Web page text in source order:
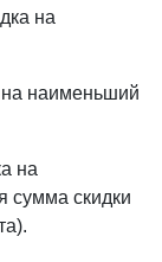
на
наименьший
на
сумма скидки